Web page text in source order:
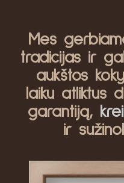
Mes
tradicijas ir
aukštos
laiku atliktus
garantiją,
ir